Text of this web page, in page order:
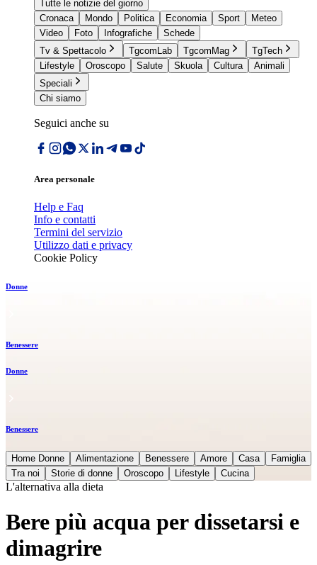
Tutte le notizie del giorno
Cronaca
Mondo Politica Economia Sport
Meteo
Video
Foto Infografiche
Schede
Tv & Spettacolo
TgcomLab TgcomMag
TgTech
Lifestyle
Oroscopo Salute Skuola Cultura
Animali
Speciali
Chi siamo
Seguici anche su
Area personale
Help e Faq
Info e contatti
Termini del servizio
Utilizzo dati e privacy
Cookie Policy
Donne
Benessere
Donne
Benessere
Home Donne Alimentazione Benessere Amore Casa
Famiglia
Tra noi
Storie di donne Oroscopo Lifestyle Cucina
L'alternativa alla dieta
Bere più acqua per dissetarsi e
dimagrire